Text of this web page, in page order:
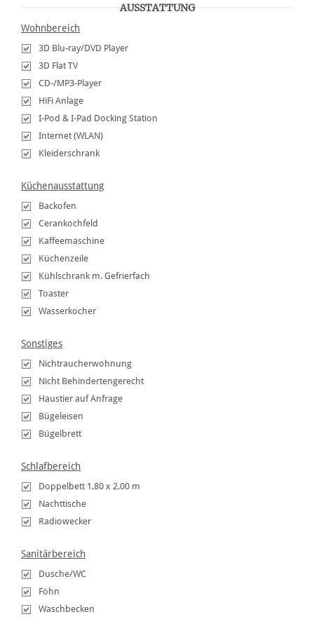
AUSSTATTUNG
Wohnbereich
3D Blu-ray/DVD Player
3D Flat TV
CD-/MP3-Player
HiFi Anlage
I-Pod & I-Pad Docking Station
Internet (WLAN)
Kleiderschrank
Küchenausstattung
Backofen
Cerankochfeld
Kaffeemaschine
Küchenzeile
Kühlschrank m. Gefrierfach
Toaster
Wasserkocher
Sonstiges
Nichtraucherwohnung
Nicht Behindertengerecht
Haustier auf Anfrage
Bügeleisen
Bügelbrett
Schlafbereich
Doppelbett 1,80 x 2,00 m
Nachttische
Radiowecker
Sanitärbereich
Dusche/WC
Föhn
Waschbecken